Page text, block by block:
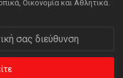
Οικονομία και Αθλητικά.